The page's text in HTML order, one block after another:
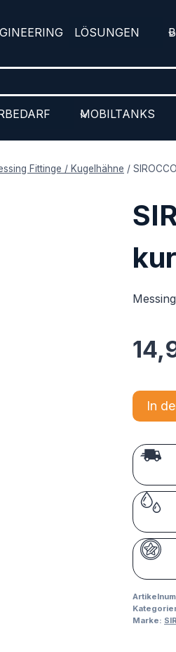
LÖSUNGEN
MOBILTANKS
Fittinge / Kugelhähne /
In
Marke: